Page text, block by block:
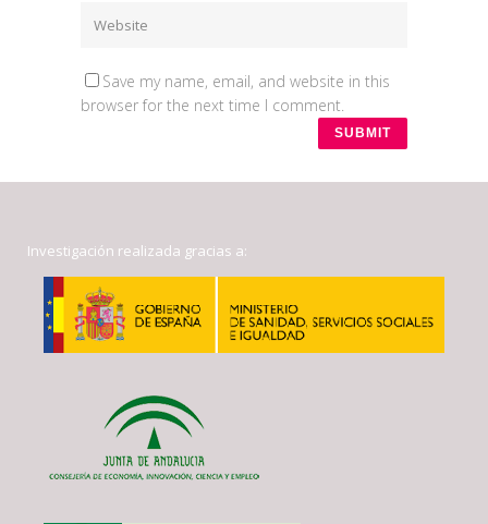
Save my name, email, and website in this
browser for the next time I comment.
Investigación realizada gracias a: